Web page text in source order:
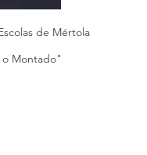
de Mértola
Montado"